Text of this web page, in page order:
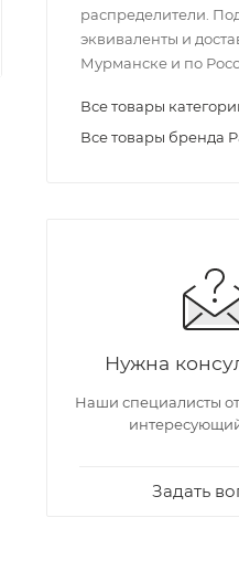
распределители.
эквиваленты и
Мурманске и по
Все товары
Все товары бренда
Нужна
Наши специалисты
Задать